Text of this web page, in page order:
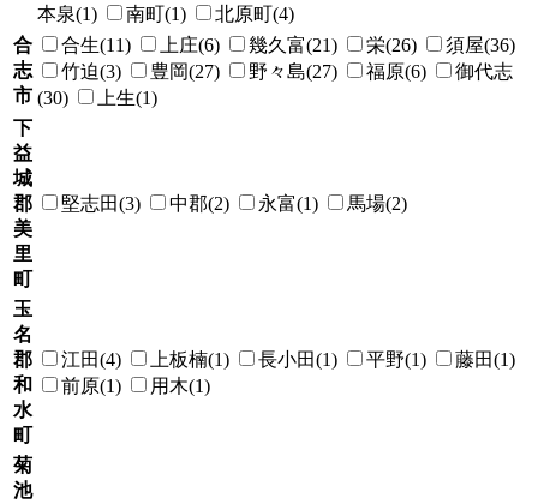
本泉(1)
南町(1)
北原町(4)
合
志
市
合生(11) 上庄(6) 幾久富(21) 栄(26)
須屋(36)
竹迫(3)
豊岡(27) 野々島(27) 福原(6)
御代志
(30)
上生(1)
下
益
城
郡
美
里
町
堅志田(3) 中郡(2) 永富(1) 馬場(2)
玉
名
郡
和
水
町
江田(4) 上板楠(1) 長小田(1) 平野(1)
藤田(1)
前原(1)
用木(1)
菊
池